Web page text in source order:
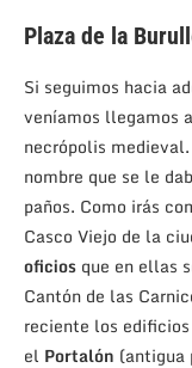
Plaza de la
Si seguimos hacia
veníamos llegamos
necrópolis
nombre que se le
paños. Como irás
Casco Viejo de la
oficios que en ellas
Cantón de las
reciente los
el Portalón (antigua